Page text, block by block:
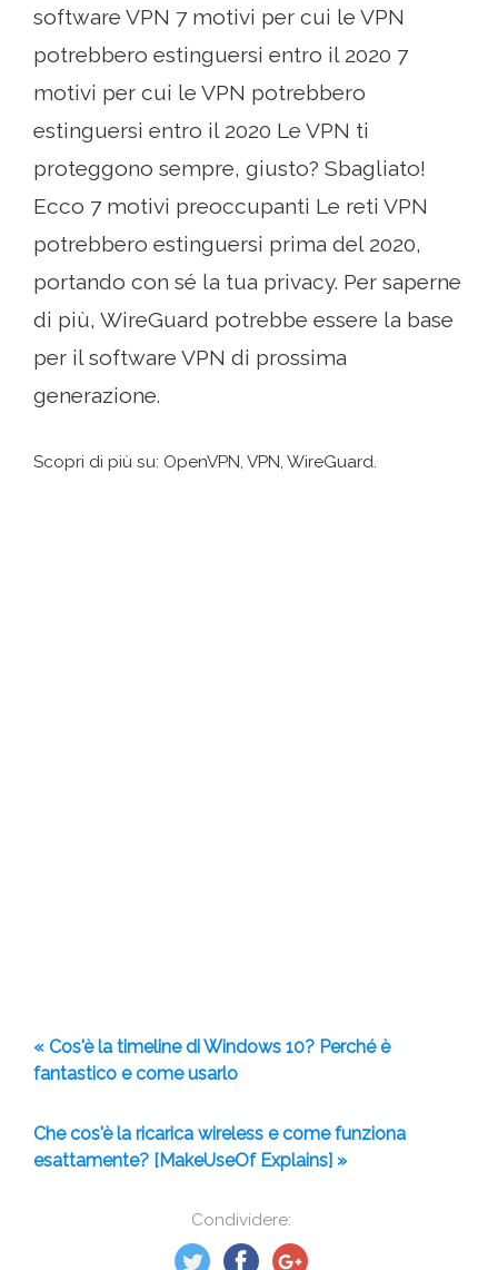
Condividere:
software VPN 7 motivi per cui le VPN
potrebbero estinguersi entro il 2020 7
motivi per cui le VPN potrebbero
estinguersi entro il 2020 Le VPN ti
proteggono sempre, giusto? Sbagliato!
Ecco 7 motivi preoccupanti Le reti VPN
potrebbero estinguersi prima del 2020,
portando con sé la tua privacy. Per saperne
di più, WireGuard potrebbe essere la base
per il software VPN di prossima
generazione.
Scopri di più su: OpenVPN, VPN, WireGuard.
« Cos'è la timeline di Windows 10? Perché è
fantastico e come usarlo
Che cos'è la ricarica wireless e come funziona
esattamente? [MakeUseOf Explains] »